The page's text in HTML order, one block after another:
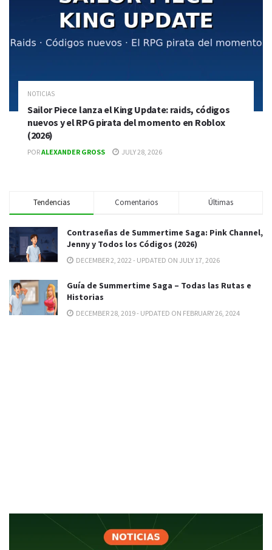
NOTICIAS
Sailor Piece lanza el King Update: raids, códigos
nuevos y el RPG pirata del momento en Roblox
(2026)
PORALEXANDER GROSS JULY 28, 2026
Tendencias Comentarios Últimas
Contraseñas de Summertime Saga: Pink Channel,
Jenny y Todos los Códigos (2026)
DECEMBER 2, 2022 - UPDATED ON JULY 17, 2026
Guía de Summertime Saga – Todas las Rutas e
Historias
DECEMBER 28, 2019 - UPDATED ON FEBRUARY 26, 2024